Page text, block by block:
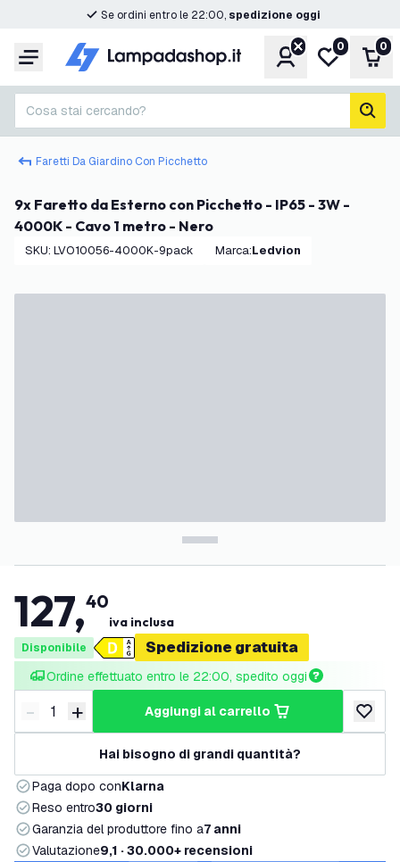
Se ordini entro le 22:00, spedizione oggi
Menu Account
Lista
0 0
Cosa stai cercando?
Faretti Da Giardino Con Picchetto
9x Faretto da Esterno con Picchetto - IP65 - 3W -
4000K - Cavo 1 metro - Nero
SKU: LVO10056-4000K-9pack Marca: Ledvion
127,40
iva inclusa
Disponibile Spedizione gratuita
Ordine effettuato entro le 22:00, spedito oggi
Riduci quantità
- Aumenta quantità
+ aggiungi al carrello
Hai bisogno di grandi quantità?
Paga dopo conKlarna
Reso entro30 giorni
Garanzia del produttore fino a7 anni
Valutazione9,1 · 30.000+ recensioni